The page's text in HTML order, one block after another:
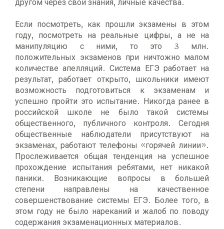
Если посмотреть, как прошли экзамены в этом
году, посмотреть на реальные цифры, а не на
манипуляцию с ними, то это 3 млн.
положительных экзаменов при ничтожно малом
количестве апелляций. Система ЕГЭ работает на
результат, работает открыто, школьники имеют
возможность подготовиться к экзаменам и
успешно пройти это испытание. Никогда ранее в
российской школе не было такой системы
общественного, публичного контроля. Сегодня
общественные наблюдатели присутствуют на
экзаменах, работают телефоны «горячей линии».
Прослеживается общая тенденция на успешное
прохождение испытания ребятами, нет никакой
паники. Возникающие вопросы в большей
степени направлены на качественное
совершенствование системы ЕГЭ. Более того, в
этом году не было нареканий и жалоб по поводу
содержания экзаменационных материалов.